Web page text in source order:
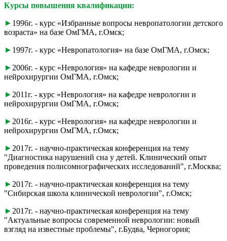
Курсы повышения квалификации:
► 1996г. - курс «Избранные вопросы невропатологии детского
возраста» на базе ОмГМА, г.Омск;
► 1997г. - курс «Невропатология» на базе ОмГМА, г.Омск;
► 2006г. - курс «Неврология» на кафедре неврологии и
нейрохирургии ОмГМА, г.Омск;
► 2011г. - курс «Неврология» на кафедре неврологии и
нейрохирургии ОмГМА, г.Омск;
► 2016г. - курс «Неврология» на кафедре неврологии и
нейрохирургии ОмГМА, г.Омск;
► 2017г. - научно-практическая конференция на тему
"Диагностика нарушений сна у детей. Клинический опыт
проведения полисомнографических исследований", г.Москва;
► 2017г. - научно-практическая конференция на тему
"Сибирская школа клинической неврологии", г.Омск;
► 2017г. - научно-практическая конференция на тему
"Актуальные вопросы современной неврологии: новый
взгляд на известные проблемы", г.Будва, Черногория;